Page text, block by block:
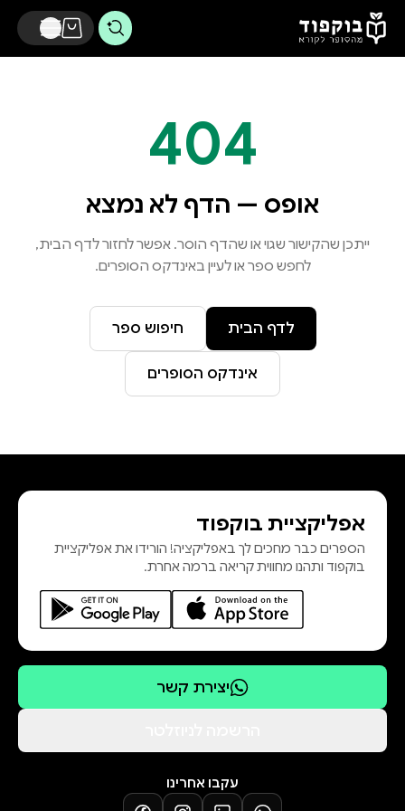
דלג לתוכן הראשי
404
אופס — הדף לא נמצא
ייתכן שהקישור שגוי או שהדף הוסר. אפשר לחזור לדף הבית,
לחפש ספר או לעיין באינדקס הסופרים.
לדף הבית חיפוש ספר
אינדקס הסופרים
אפליקציית בוקפוד
הספרים כבר מחכים לך באפליקציה! הורידו את אפליקציית
בוקפוד ותהנו מחווית קריאה ברמה אחרת.
יצירת קשר
עקבו אחרינו